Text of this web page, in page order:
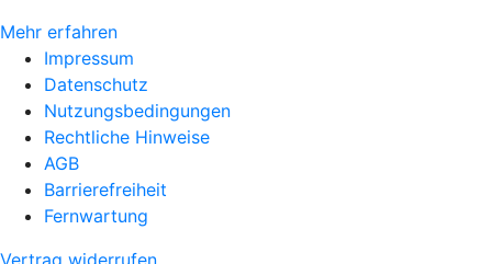
Mehr erfahren
Impressum
Datenschutz
Nutzungsbedingungen
Rechtliche Hinweise
AGB
Barrierefreiheit
Fernwartung
Vertrag widerrufen